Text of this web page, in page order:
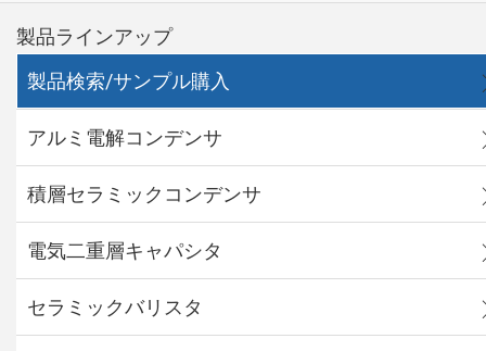
製品ラインアップ
製品検索/サンプル購入
アルミ電解コンデンサ
積層セラミックコンデンサ
電気二重層キャパシタ
セラミックバリスタ